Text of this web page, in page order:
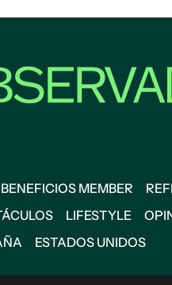
BENEFICIOS MEMBER
LIFESTYLE
ESTADOS UNIDOS